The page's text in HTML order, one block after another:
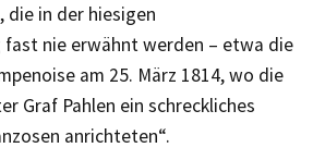
die in der hiesigen
fast nie erwähnt werden – etwa die
am 25. März 1814, wo die
Graf Pahlen ein schreckliches
anrichteten“.